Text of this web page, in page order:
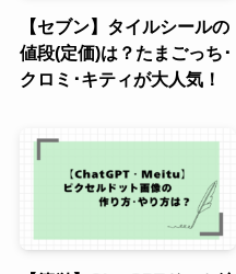
【セブン】タイルシールの
値段(定価)は？たまごっち･
クロミ･キティが大人気！